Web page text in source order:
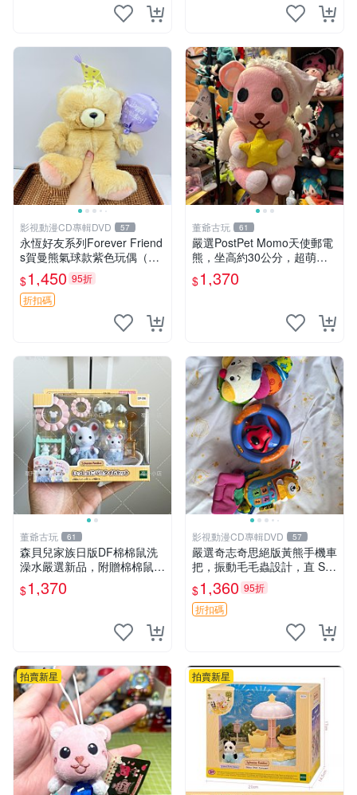
影視動漫CD專輯DVD 57
永恆好友系列Forever Friend
s賀曼熊氣球款紫色玩偶（鼻
子稍有磨損） 中古玩具 氣球
熊 玩偶
$1,450 95折
折扣碼
董爺古玩 61
嚴選PostPet Momo天使郵電
熊，坐高約30公分，超萌可
愛收藏首選 天使郵電熊 Mom
o熊 玩具
$1,370
董爺古玩 61
森貝兒家族日版DF棉棉鼠洗
澡水嚴選新品，附贈棉棉鼠媽
媽與嬰兒及配件。-paper盒
裝，輕便設計方便攜帶。 棉
$1,370
影視動漫CD專輯DVD 57
嚴選奇志奇思絕版黃熊手機車
把，振動毛毛蟲設計，直 SA
LE 售不退不換 毛毛蟲 手機
車把
$1,360 95折
折扣碼
拍賣新星 拍賣新星